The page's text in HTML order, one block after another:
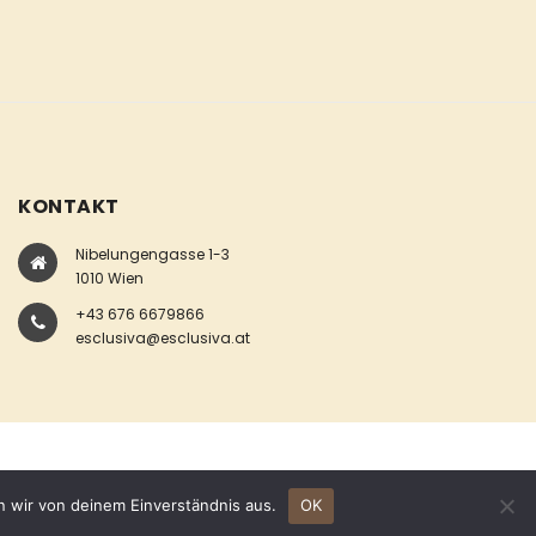
KONTAKT
Nibelungengasse 1-3
1010 Wien
+43 676 6679866
esclusiva@esclusiva.at
von deinem Einverständnis aus. OK